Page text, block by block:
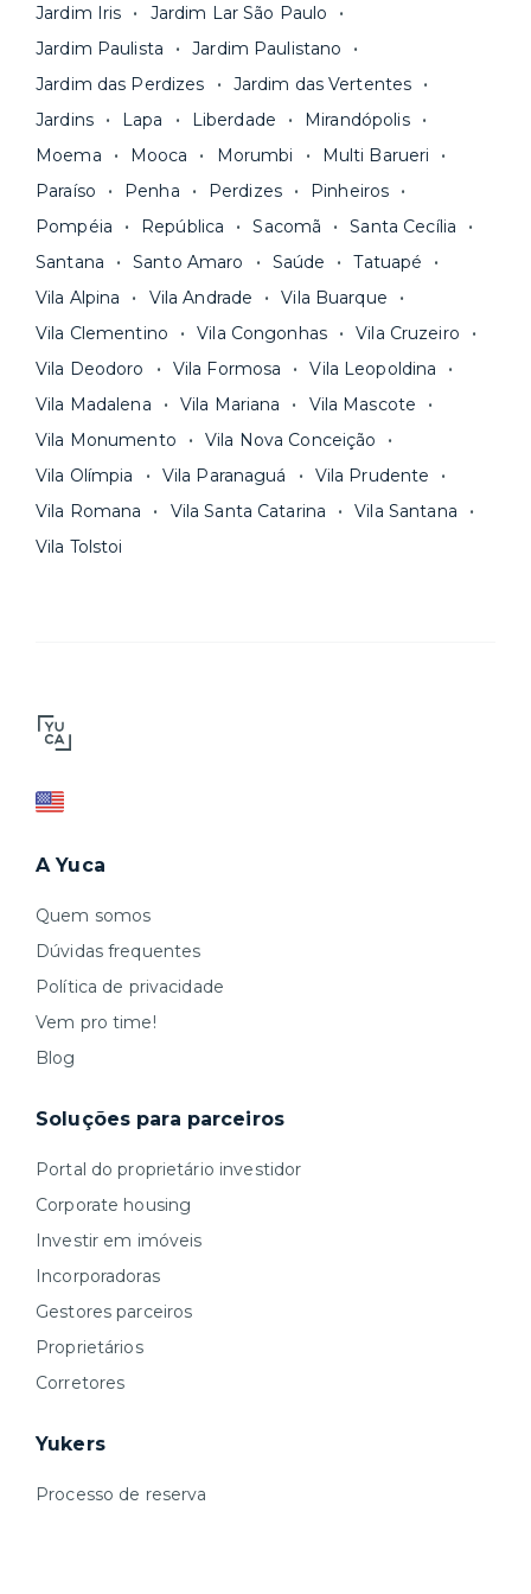
Seja uma mala ou um caminhão de mudança: é
só levar as suas coisas e começar a morar.
contrato na tela do seu computador ou celular.
Simples, seguro e sem burocracia!
Jardim Iris
Jardim Lar São Paulo
Jardim Paulista
Jardim Paulistano
Jardim das Perdizes
Jardim das Vertentes
Jardins
Lapa Liberdade
Mirandópolis
Moema
Mooca Morumbi
Multi Barueri
Paraíso
Penha Perdizes
Pinheiros
Pompéia
República Sacomã
Santa Cecília
Santana
Santo Amaro Saúde
Tatuapé
Vila Alpina
Vila Andrade
Vila Buarque
Vila Clementino
Vila Congonhas
Vila Cruzeiro
Vila Deodoro
Vila Formosa
Vila Leopoldina
Vila Madalena
Vila Mariana
Vila Mascote
Vila Monumento
Vila Nova Conceição
Vila Olímpia
Vila Paranaguá
Vila Prudente
Vila Romana
Vila Santa Catarina
Vila Santana
Vila Tolstoi
A Yuca
Quem somos
Dúvidas frequentes
Política de privacidade
Vem pro time!
Blog
Soluções para parceiros
Portal do proprietário investidor
Corporate housing
Investir em imóveis
Incorporadoras
Gestores parceiros
Proprietários
Corretores
Yukers
Processo de reserva